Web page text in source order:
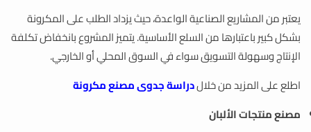
يعتبر من المشاريع الصناعية الواعدة، حيث يزداد الطلب على المكرونة
بشكل كبير باعتبارها من السلع الأساسية. يتميز المشروع بانخفاض تكلفة
الإنتاج وسهولة التسويق سواء في السوق المحلي أو الخارجي.
اطلع على المزيد من خلالدراسة جدوى مصنع مكرونة
مصنع منتجات الألبان